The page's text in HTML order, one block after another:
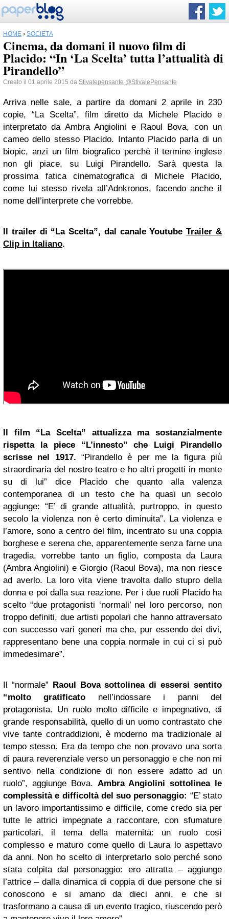
HOME › SOCIETÀ
Cinema, da domani il nuovo film di
Placido: “In ‘La Scelta’ tutta l’attualità di
Pirandello”
Creato il 01 aprile 2015 da Stivalepensante @StivalePensante
Arriva nelle sale, a partire da domani 2 aprile in 230
copie, “La Scelta”, film diretto da Michele Placido e
interpretato da Ambra Angiolini e Raoul Bova, con un
cameo dello stesso Placido. Intanto Placido parla di un
biopic, anzi un film biografico perchè il termine inglese
non gli piace, su Luigi Pirandello. Sarà questa la
prossima fatica cinematografica di Michele Placido,
come lui stesso rivela all’Adnkronos, facendo anche il
nome dell’interprete che vorrebbe.
Il trailer di “La Scelta”, dal canale YoutubeTrailer &
Clip in Italiano.
Il film “La Scelta” attualizza ma sostanzialmente
rispetta la piece “L’innesto” che Luigi Pirandello
scrisse nel 1917. “Pirandello è per me la figura più
straordinaria del nostro teatro e ho altri progetti in mente
su di lui” dice Placido che quanto alla valenza
contemporanea di un testo che ha quasi un secolo
aggiunge: “E’ di grande attualità, purtroppo, in questo
secolo la violenza non è certo diminuita”. La violenza e
l’amore, sono a centro del film, incentrato su una coppia
borghese e serena che, apparentemente senza farne una
tragedia, vorrebbe tanto un figlio, composta da Laura
(Ambra Angiolini) e Giorgio (Raoul Bova), ma non riesce
ad averlo. La loro vita viene travolta dallo stupro della
donna e poi dalla sua reazione. Per i due ruoli Placido ha
scelto “due protagonisti ‘normali’ nel loro percorso, non
troppo definiti, due artisti popolari che hanno attraversato
con successo vari generi ma che, pur essendo dei divi,
rappresentano bene una coppia normale in cui ci si può
immedesimare”.
Il “normale” Raoul Bova sottolinea di essersi sentito
“molto gratificato nell’indossare i panni del
protagonista. Un ruolo molto difficile e impegnativo, di
grande responsabilità, quello di un uomo contrastato che
vive tante contraddizioni, è moderno ma tradizionale al
tempo stesso. Era da tempo che non provavo una sorta
di paura reverenziale verso un personaggio e che non mi
sentivo nella condizione di non essere adatto ad un
ruolo”, aggiunge Bova. Ambra Angiolini sottolinea le
complessità e difficoltà del suo personaggio: “E’ stato
un lavoro importantissimo e difficile, come credo sia per
tutte le attrici impegnate a raccontare, con sfumature
particolari, il tema della maternità: un ruolo così
complesso e maturo come quello di Laura lo aspettavo
da anni. Non ho scelto di interpretarlo solo perché sono
stata colpita dal personaggio: ero attratta – aggiunge
l’attrice – dalla dinamica di coppia di due persone che si
conoscono e si amano da dieci anni, e che si
trasformano a causa di un evento tragico, riuscendo però